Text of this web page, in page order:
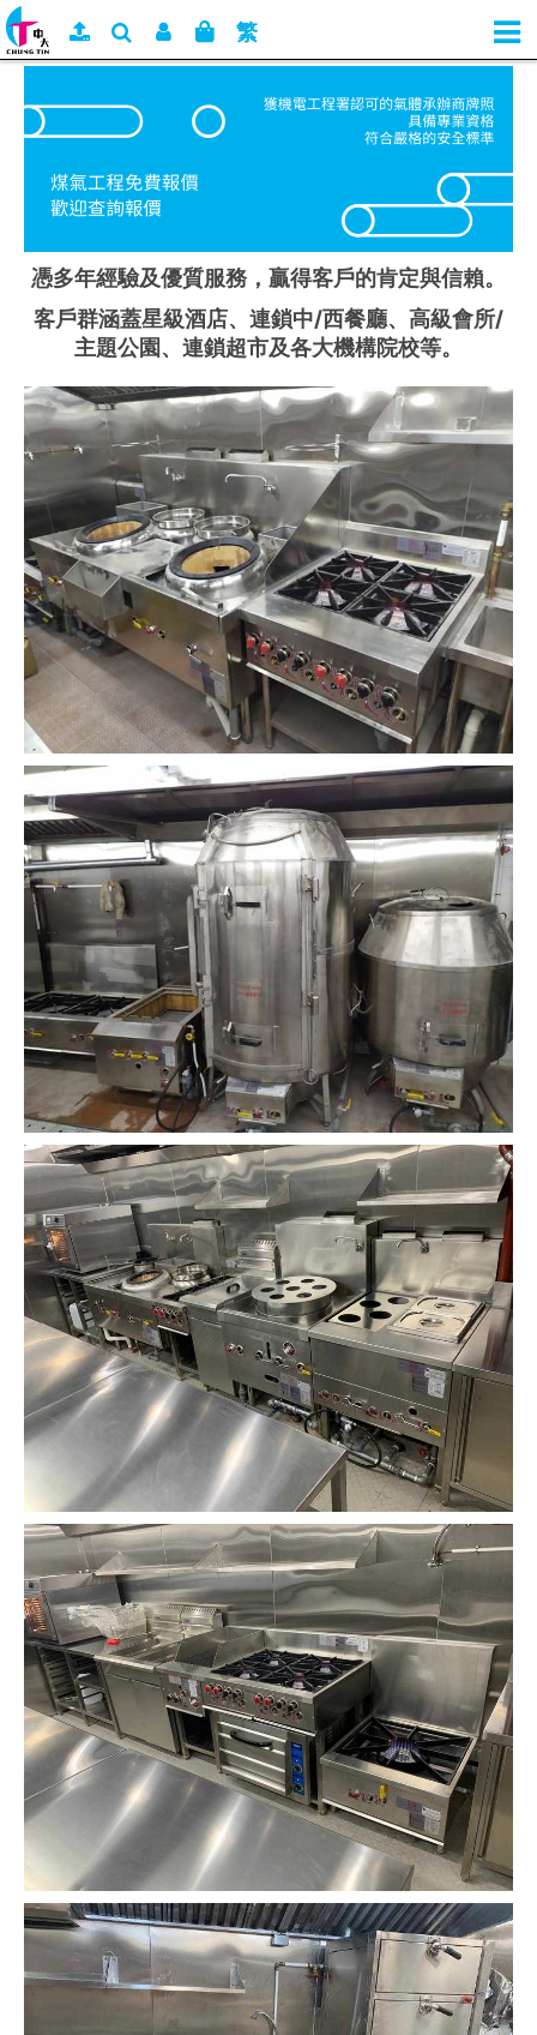
繁
憑多年經驗及優質服務，贏得客戶的肯定與信賴。
客戶群涵蓋星級酒店、連鎖中/西餐廳、高級會所/
主題公園、連鎖超市及各大機構院校等。